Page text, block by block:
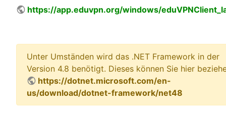
https://app.eduvpn.org/windows/
Unter Umständen wird das .NET Framework in der
Version 4.8 benötigt. Dieses können Sie hier
https://dotnet.microsoft.com/en-
us/download/dotnet-framework/net48